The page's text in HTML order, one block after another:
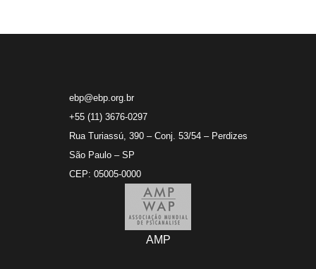
ebp@ebp.org.br
+55 (11) 3676-0297
Rua Turiassú, 390 – Conj. 53/54 – Perdizes
São Paulo – SP
CEP: 05005-0000
AMP